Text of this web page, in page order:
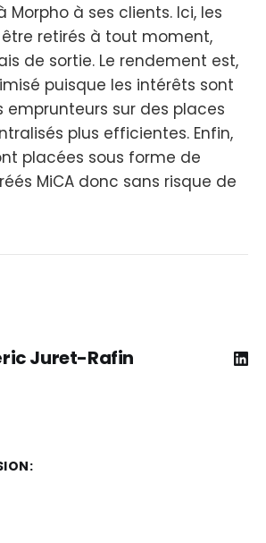
à ses clients. Ici, les
retirés à tout moment,
de sortie. Le rendement est,
puisque les intérêts sont
emprunteurs sur des places
plus efficientes. Enfin,
placées sous forme de
MiCA donc sans risque de
Juret-Rafin